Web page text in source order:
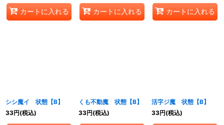
カートに入れる カートに入れる カートに入れる
シシ魔イ 状態【B】
33円(税込)
くも不動魔 状態【B】
33円(税込)
活字ジ魔 状態【B】
33円(税込)